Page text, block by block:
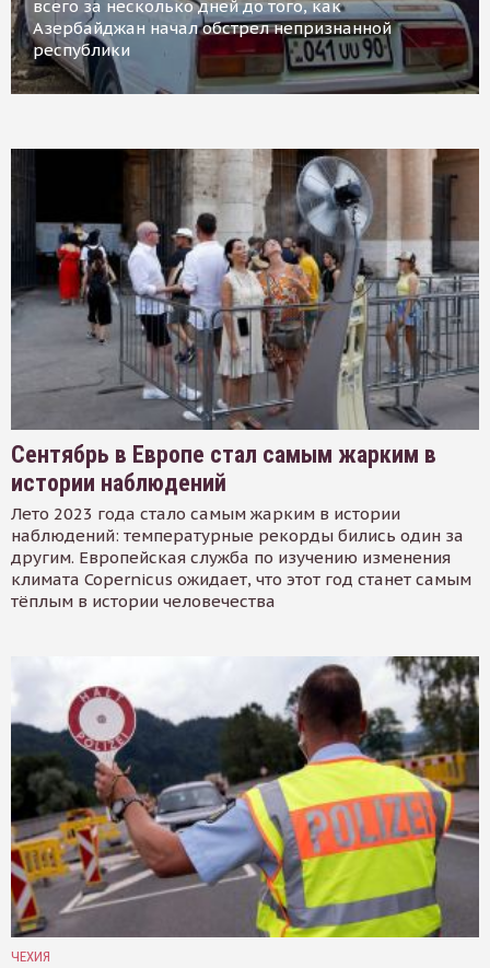
всего за несколько дней до того, как
Азербайджан начал обстрел непризнанной
республики
Сентябрь в Европе стал самым жарким в
истории наблюдений
Лето 2023 года стало самым жарким в истории
наблюдений: температурные рекорды бились один за
другим. Европейская служба по изучению изменения
климата Copernicus ожидает, что этот год станет самым
тёплым в истории человечества
ЧЕХИЯ